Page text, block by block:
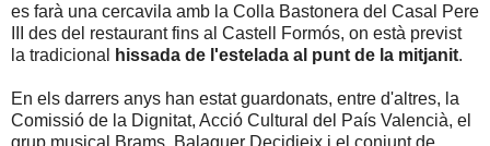
es farà una cercavila amb la Colla Bastonera del Casal Pere
III des del restaurant fins al Castell Formós, on està previst
la tradicional
hissada de l'estelada al punt de la mitjanit.
En els darrers anys han estat guardonats, entre d'altres, la
Comissió de la Dignitat, Acció Cultural del País Valencià, el
grup musical Brams, Balaguer Decidieix i el conjunt de